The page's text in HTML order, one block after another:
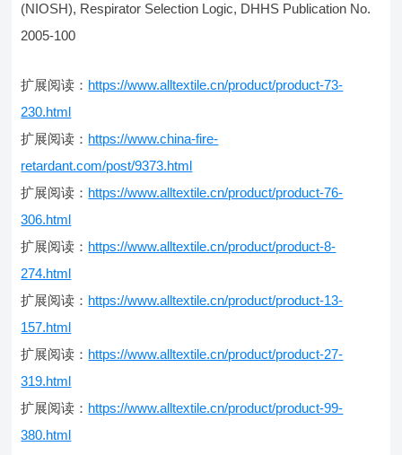
(NIOSH), Respirator Selection Logic, DHHS Publication No.
2005-100
扩展阅读： https://www.alltextile.cn/product/product-73-
230.html
扩展阅读： https://www.china-fire-
retardant.com/post/9373.html
扩展阅读： https://www.alltextile.cn/product/product-76-
306.html
扩展阅读： https://www.alltextile.cn/product/product-8-
274.html
扩展阅读： https://www.alltextile.cn/product/product-13-
157.html
扩展阅读： https://www.alltextile.cn/product/product-27-
319.html
扩展阅读： https://www.alltextile.cn/product/product-99-
380.html